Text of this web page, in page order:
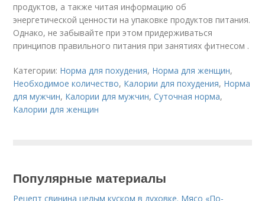
продуктов, а также читая информацию об
энергетической ценности на упаковке продуктов питания.
Однако, не забывайте при этом придерживаться
принципов правильного питания при занятиях фитнесом .
Категории: Норма для похудения, Норма для женщин,
Необходимое количество, Калории для похудения, Норма
для мужчин, Калории для мужчин,Суточная норма,
Калории для женщин
Популярные материалы
Рецепт свинина целым куском в духовке. Мясо «По-